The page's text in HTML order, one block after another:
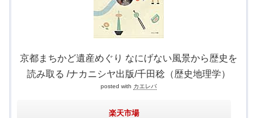
京都まちかど遺産めぐり なにげない風景から歴史を
読み取る /ナカニシヤ出版/千田稔（歴史地理学）
posted with カエレバ
楽天市場